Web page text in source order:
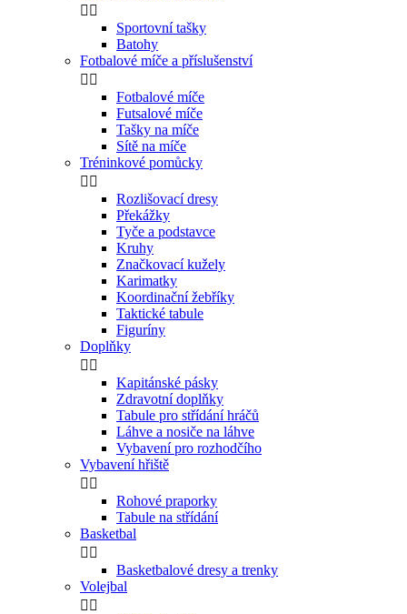
 
Sportovní tašky
Batohy
Fotbalové míče a příslušenství
 
Fotbalové míče
Futsalové míče
Tašky na míče
Sítě na míče
Tréninkové pomůcky
 
Rozlišovací dresy
Překážky
Tyče a podstavce
Kruhy
Značkovací kužely
Karimatky
Koordinační žebříky
Taktické tabule
Figuríny
Doplňky
 
Kapitánské pásky
Zdravotní doplňky
Tabule pro střídání hráčů
Láhve a nosiče na láhve
Vybavení pro rozhodčího
Vybavení hřiště
 
Rohové praporky
Tabule na střídání
Basketbal
 
Basketbalové dresy a trenky
Volejbal
 